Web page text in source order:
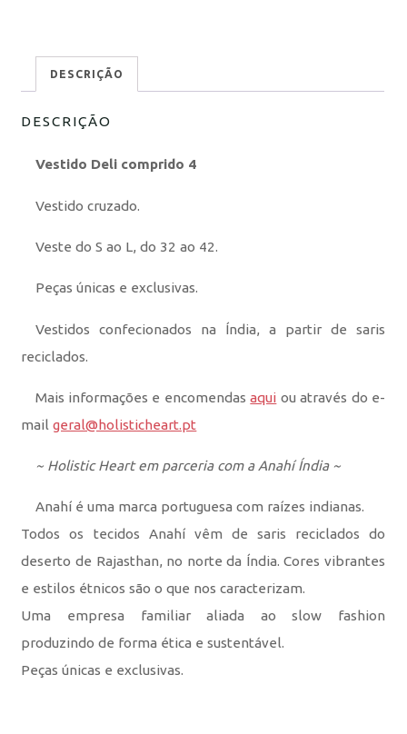
DESCRIÇÃO
DESCRIÇÃO
Vestido Deli comprido 4
Vestido cruzado.
Veste do S ao L, do 32 ao 42.
Peças únicas e exclusivas.
Vestidos confecionados na Índia, a partir de saris
reciclados.
Mais informações e encomendasaqui ou através do e-
mailgeral@holisticheart.pt
~ Holistic Heart em parceria com a Anahí Índia ~
Anahí é uma marca portuguesa com raízes indianas.
Todos os tecidos Anahí vêm de saris reciclados do
deserto de Rajasthan, no norte da Índia. Cores vibrantes
e estilos étnicos são o que nos caracterizam.
Uma empresa familiar aliada ao slow fashion
produzindo de forma ética e sustentável.
Peças únicas e exclusivas.